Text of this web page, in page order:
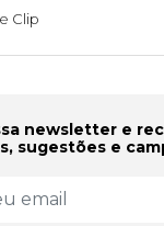
Clip
newsletter e
sugestões e